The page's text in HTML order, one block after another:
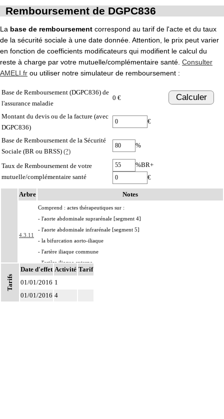
Remboursement de DGPC836
La base de remboursement correspond au tarif de l'acte et du taux
de la sécurité sociale à une date donnée. Attention, le prix peut varier
en fonction de coefficients modificateurs qui modifient le calcul du
reste à charge par votre mutuelle/complémentaire santé. Consulter
AMELI.fr ou utiliser notre simulateur de remboursement :
Base de Remboursement (DGPC836) de
l'assurance maladie
0 € Calculer
Montant du devis ou de la facture (avec
DGPC836)
€
Base de Remboursement de la Sécurité
Sociale (BR ou BRSS) (?)
%
Taux de Remboursement de votre
mutuelle/complémentaire santé
%BR+
€
Arbre Notes
4.3.11
Comprend : actes thérapeutiques sur :
- l'aorte abdominale suprarénale [segment 4]
- l'aorte abdominale infrarénale [segment 5]
- la bifurcation aorto-iliaque
- l'artère iliaque commune
- l'artère iliaque externe
4
Par résection-anastomose d'un vaisseau, on entend : résection d'un axe
vasculaire avec restauration de la continuité par anastomose.
Par recanalisation intraluminale d'un vaisseau, on entend : rétablissement de la
Tarifs
Date d'effet Activité Tarif
01/01/2016 1
01/01/2016 4